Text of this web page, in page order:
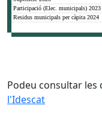
Podeu consultar les
l'Idescat